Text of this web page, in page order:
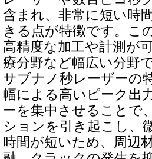
含まれ、非常に短い時
きる点が特徴です。こ
高精度な加工や計測が
療分野など幅広い分野
サブナノ秒レーザーの
幅による高いピーク出
ーを集中させることで
ションを引き起こし、
時間が短いため、周辺